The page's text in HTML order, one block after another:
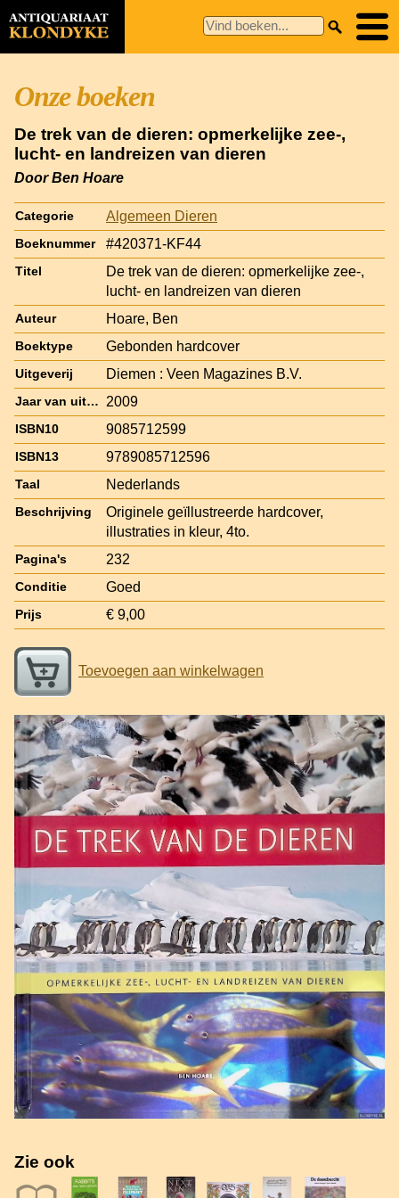
Onze boeken
De trek van de dieren: opmerkelijke zee-,
lucht- en landreizen van dieren
Door Ben Hoare
Categorie Algemeen Dieren
Boeknummer #420371-KF44
Titel
De trek van de dieren: opmerkelijke zee-,
lucht- en landreizen van dieren
Auteur Hoare, Ben
Boektype Gebonden hardcover
Uitgeverij Diemen : Veen Magazines B.V.
Jaar van uitgave 2009
ISBN10 9085712599
ISBN13 9789085712596
Taal Nederlands
Beschrijving
Originele geïllustreerde hardcover,
illustraties in kleur, 4to.
Pagina's 232
Conditie Goed
Prijs € 9,00
Toevoegen aan winkelwagen
Zie ook